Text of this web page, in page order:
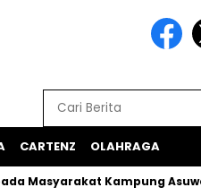
CARTENZ OLAHRAGA
Kampung Asuwetsy